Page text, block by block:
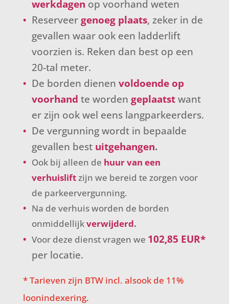
werkdagen op voorhand weten
Reserveergenoeg plaats, zeker in de
gevallen waar ook een ladderlift
voorzien is. Reken dan best op een
20-tal meter.
De borden dienen voldoende op
voorhand te worden geplaatstwant
er zijn ook wel eens langparkeerders.
De vergunning wordt in bepaalde
gevallen best uitgehangen.
Ook bij alleen de huur van een
verhuisliftzijn we bereid te zorgen voor
de parkeervergunning.
Na de verhuis worden de borden
onmiddellijkverwijderd.
Voor deze dienst vragen we 102,85 EUR*
per locatie.
* Tarieven zijn BTW incl. alsook de 11%
loonindexering.